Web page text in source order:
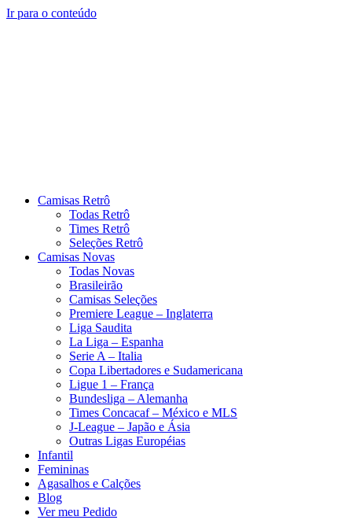
Ir para o conteúdo
Camisas Retrô
Todas Retrô
Times Retrô
Seleções Retrô
Camisas Novas
Todas Novas
Brasileirão
Camisas Seleções
Premiere League – Inglaterra
Liga Saudita
La Liga – Espanha
Serie A – Italia
Copa Libertadores e Sudamericana
Ligue 1 – França
Bundesliga – Alemanha
Times Concacaf – México e MLS
J-League – Japão e Ásia
Outras Ligas Européias
Infantil
Femininas
Agasalhos e Calções
Blog
Ver meu Pedido